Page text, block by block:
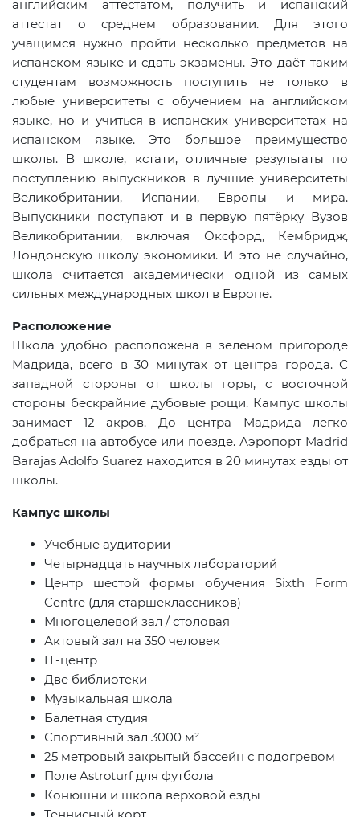
английским аттестатом, получить и испанский
аттестат о среднем образовании. Для этого
учащимся нужно пройти несколько предметов на
испанском языке и сдать экзамены. Это даёт таким
студентам возможность поступить не только в
любые университеты с обучением на английском
языке, но и учиться в испанских университетах на
испанском языке. Это большое преимущество
школы. В школе, кстати, отличные результаты по
поступлению выпускников в лучшие университеты
Великобритании, Испании, Европы и мира.
Выпускники поступают и в первую пятёрку Вузов
Великобритании, включая Оксфорд, Кембридж,
Лондонскую школу экономики. И это не случайно,
школа считается академически одной из самых
сильных международных школ в Европе.
Расположение
Школа удобно расположена в зеленом пригороде
Мадрида, всего в 30 минутах от центра города. С
западной стороны от школы горы, с восточной
стороны бескрайние дубовые рощи. Кампус школы
занимает 12 акров. До центра Мадрида легко
добраться на автобусе или поезде. Аэропорт Madrid
Barajas Adolfo Suarez находится в 20 минутах езды от
школы.
Кампус школы
Учебные аудитории
Четырнадцать научных лабораторий
Центр шестой формы обучения Sixth Form
Centre (для старшеклассников)
Многоцелевой зал / столовая
Актовый зал на 350 человек
IT-центр
Две библиотеки
Музыкальная школа
Балетная студия
Спортивный зал 3000 м²
25 метровый закрытый бассейн с подогревом
Поле Astroturf для футбола
Конюшни и школа верховой езды